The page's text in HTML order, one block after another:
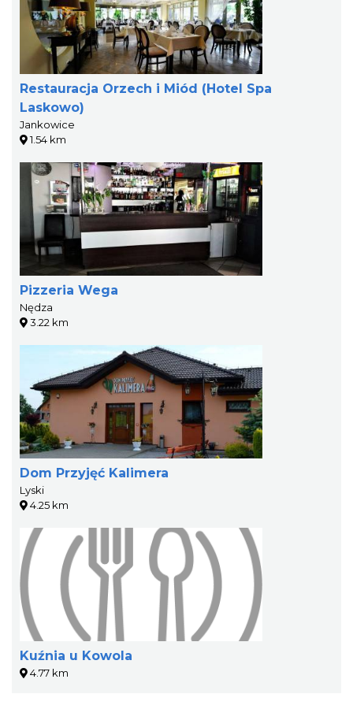
Restauracja Orzech i Miód (Hotel Spa
Laskowo)
Jankowice
1.54 km
Pizzeria Wega
Nędza
3.22 km
Dom Przyjęć Kalimera
Lyski
4.25 km
Kuźnia u Kowola
4.77 km